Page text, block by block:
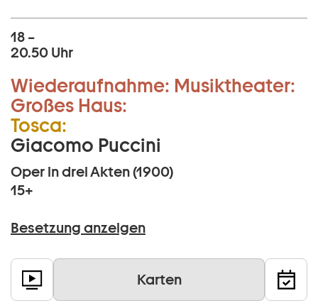
18 –
20.50 Uhr
Wiederaufnahme: Musiktheater:
Großes Haus:
Tosca:
Giacomo Puccini
Oper in drei Akten (1900)
15+
Besetzung anzeigen
Karten